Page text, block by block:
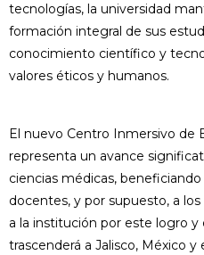
tecnologías, la universidad
formación integral de sus
conocimiento científico y
valores éticos y humanos.
El nuevo Centro Inmersivo de
representa un avance
ciencias médicas,
docentes, y por supuesto, a
a la institución por este logro
trascenderá a Jalisco, México